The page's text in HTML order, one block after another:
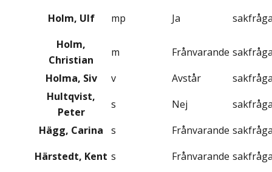
Holm, Ulf
mp Ja
Holm,
Christian
m Frånvarande
Holma, Siv
v Avstår
Hultqvist,
Peter
s Nej
Hägg, Carina
s Frånvarande
Härstedt, Kent s Frånvarande